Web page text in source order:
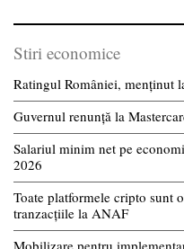
Stiri economice
Ratingul României, menținut
Guvernul renunță la
Salariul minim net pe
2026
Toate platformele cripto sunt
tranzacțiile la ANAF
Mobilizare pentru